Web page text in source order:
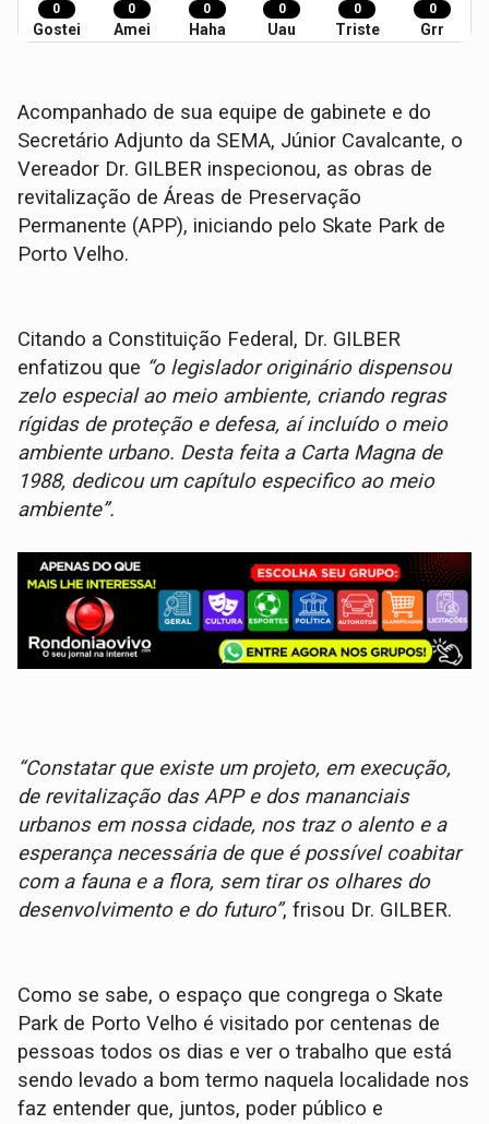
0
Gostei
0
Amei
0
Haha
0
Uau
0
Triste
0
Grr
Acompanhado de sua equipe de gabinete e do
Secretário Adjunto da SEMA, Júnior Cavalcante, o
Vereador Dr. GILBER inspecionou, as obras de
revitalização de Áreas de Preservação
Permanente (APP), iniciando pelo Skate Park de
Porto Velho.
Citando a Constituição Federal, Dr. GILBER
enfatizou que “o legislador originário dispensou
zelo especial ao meio ambiente, criando regras
rígidas de proteção e defesa, aí incluído o meio
ambiente urbano. Desta feita a Carta Magna de
1988, dedicou um capítulo especifico ao meio
ambiente”.
“Constatar que existe um projeto, em execução,
de revitalização das APP e dos mananciais
urbanos em nossa cidade, nos traz o alento e a
esperança necessária de que é possível coabitar
com a fauna e a flora, sem tirar os olhares do
desenvolvimento e do futuro”, frisou Dr. GILBER.
Como se sabe, o espaço que congrega o Skate
Park de Porto Velho é visitado por centenas de
pessoas todos os dias e ver o trabalho que está
sendo levado a bom termo naquela localidade nos
faz entender que, juntos, poder público e